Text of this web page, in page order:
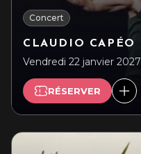
Concert
CLAUDIO CAPÉO
Vendredi 22 janvier 2027
RÉSERVER